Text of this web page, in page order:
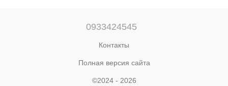
0933424545
Контакты
Полная версия сайта
©2024 - 2026